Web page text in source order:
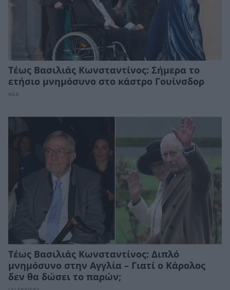
Τέως Βασιλιάς Κωνσταντίνος: Σήμερα το
ετήσιο μνημόσυνο στο κάστρο Γουίνσδορ
ΝΕΑ
Τέως Βασιλιάς Κωνσταντίνος: Διπλό
μνημόσυνο στην Αγγλία – Γιατί ο Κάρολος
δεν θα δώσει το παρών;